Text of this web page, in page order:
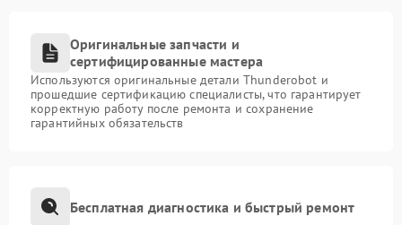
Оригинальные запчасти и
сертифицированные мастера
Используются оригинальные детали Thunderobot и
прошедшие сертификацию специалисты, что гарантирует
корректную работу после ремонта и сохранение
гарантийных обязательств
Бесплатная диагностика и быстрый ремонт